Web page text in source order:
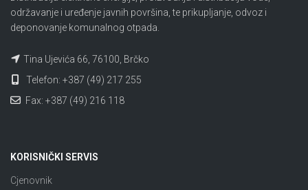
održavanje i uređenje javnih površina, te prikupljanje, odvoz i
deponovanje komunalnog otpada.
Tina Ujevića 66, 76100, Brčko
Telefon: +387 (49) 217 255
Fax: +387 (49) 216 118
KORISNIČKI SERVIS
Cjenovnik